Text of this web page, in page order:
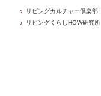
リビングカルチャー倶楽部
リビングくらしHOW研究所